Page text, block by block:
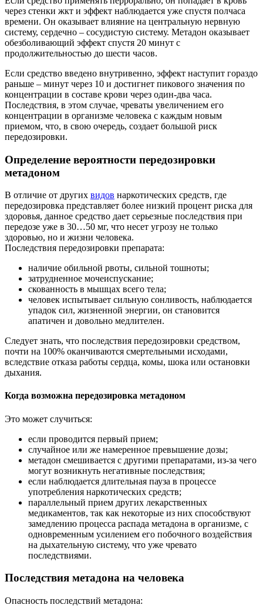
через стенки жкт и эффект наблюдается уже спустя полчаса
времени. Он оказывает влияние на центральную нервную
систему, сердечно – сосудистую систему. Метадон оказывает
обезболивающий эффект спустя 20 минут с
продолжительностью до шести часов.
Если средство введено внутривенно, эффект наступит гораздо
раньше – минут через 10 и достигнет пикового значения по
концентрации в составе крови через один-два часа.
Последствия, в этом случае, чреваты увеличением его
концентрации в организме человека с каждым новым
приемом, что, в свою очередь, создает большой риск
передозировки.
Определение вероятности передозировки
метадоном
В отличие от других видов наркотических средств, где
передозировка представляет более низкий процент риска для
здоровья, данное средство дает серьезные последствия при
передозе уже в 30…50 мг, что несет угрозу не только
здоровью, но и жизни человека.
Последствия передозировки препарата:
наличие обильной рвоты, сильной тошноты;
затрудненное мочеиспускание;
скованность в мышцах всего тела;
человек испытывает сильную сонливость, наблюдается
упадок сил, жизненной энергии, он становится
апатичен и довольно медлителен.
Следует знать, что последствия передозировки средством,
почти на 100% оканчиваются смертельными исходами,
вследствие отказа работы сердца, комы, шока или остановки
дыхания.
Когда возможна передозировка метадоном
Это может случиться:
если проводится первый прием;
случайное или же намеренное превышение дозы;
метадон смешивается с другими препаратами, из-за чего
могут возникнуть негативные последствия;
если наблюдается длительная пауза в процессе
употребления наркотических средств;
параллельный прием других лекарственных
медикаментов, так как некоторые из них способствуют
замедлению процесса распада метадона в организме, с
одновременным усилением его побочного воздействия
на дыхательную систему, что уже чревато
последствиями.
Последствия метадона на человека
Опасность последствий метадона: